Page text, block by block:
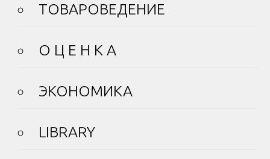
ТОВАРОВЕДЕНИЕ
О Ц Е Н К А
ЭКОНОМИКА
LIBRARY